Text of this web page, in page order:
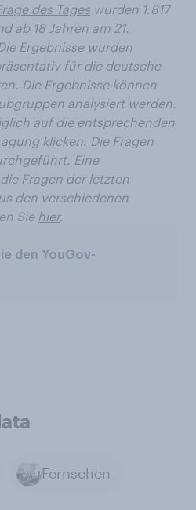
des Tages wurden 1.817
ab 18 Jahren am 21.
Ergebnissewurden
für die deutsche
Die Ergebnisse können
analysiert werden.
auf die entsprechenden
klicken. Die Fragen
Eine
Fragen der letzten
den verschiedenen
Sie hier.
den YouGov-
Fernsehen